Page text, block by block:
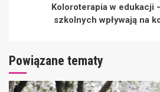
Koloroterapia w edukacji
szkolnych wpływają na
Powiązane tematy